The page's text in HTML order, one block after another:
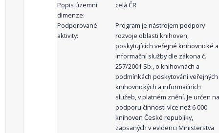
Popis územní
dimenze:
celá ČR
Podporované
aktivity:
Program je nástrojem podpory
rozvoje oblasti knihoven,
poskytujících veřejné knihovnické a
informační služby dle zákona č.
257/2001 Sb., o knihovnách a
podmínkách poskytování veřejných
knihovnických a informačních
služeb, v platném znění. Je určen na
podporu činnosti více než 6 000
knihoven České republiky,
zapsaných v evidenci Ministerstva